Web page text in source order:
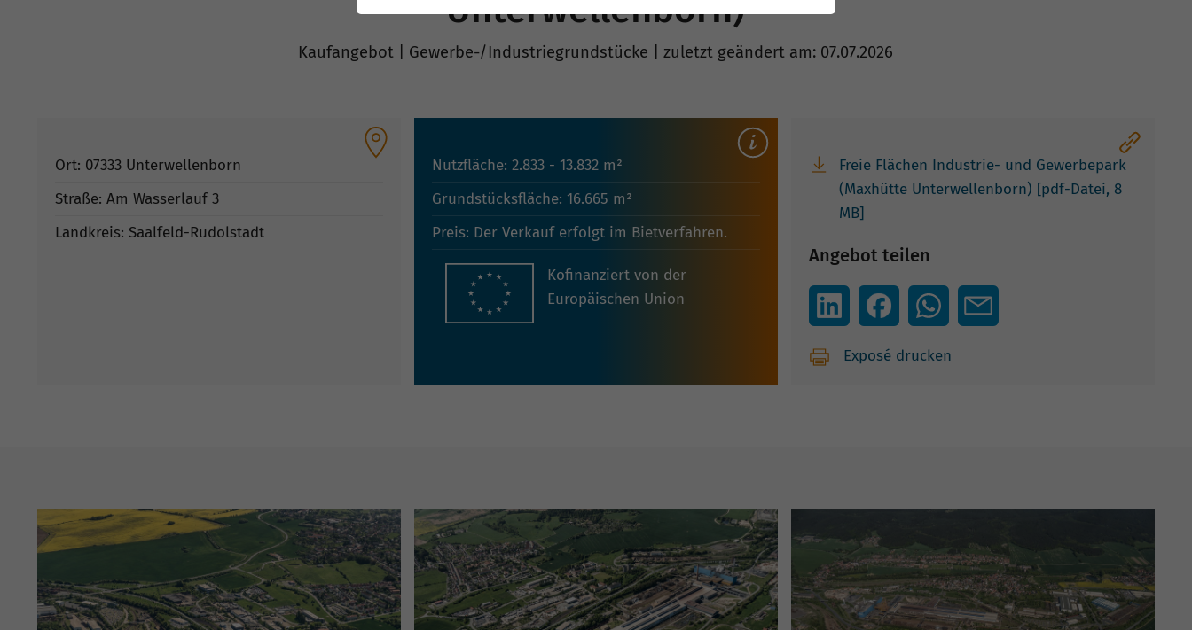
Unterwellenborn)
Kaufangebot | Gewerbe-/Industriegrundstücke | zuletzt geändert am: 07.07.2026
Ort: 07333 Unterwellenborn
Straße: Am Wasserlauf 3
Landkreis: Saalfeld-Rudolstadt
Nutzfläche: 2.833 - 13.832 m²
Grundstücksfläche: 16.665 m²
Preis: Der Verkauf erfolgt im Bietverfahren.
Kofinanziert von der
Europäischen Union
Freie Flächen Industrie- und Gewerbepark
(Maxhütte Unterwellenborn) [pdf-Datei, 8
MB]
Angebot teilen
Exposé drucken